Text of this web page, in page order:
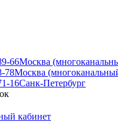
66Москва
78Москва
16Санк-Петербург
кабинет